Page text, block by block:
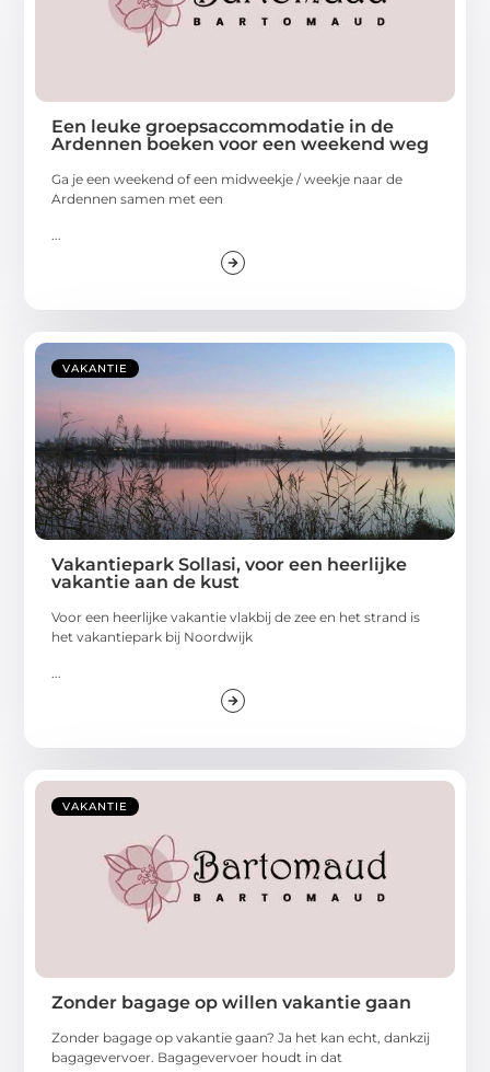
Een leuke groepsaccommodatie in de
Ardennen boeken voor een weekend weg
Ga je een weekend of een midweekje / weekje naar de
Ardennen samen met een
VAKANTIE
Vakantiepark Sollasi, voor een heerlijke
vakantie aan de kust
Voor een heerlijke vakantie vlakbij de zee en het strand is
het vakantiepark bij Noordwijk
VAKANTIE
Zonder bagage op willen vakantie gaan
Zonder bagage op vakantie gaan? Ja het kan echt, dankzij
bagagevervoer. Bagagevervoer houdt in dat